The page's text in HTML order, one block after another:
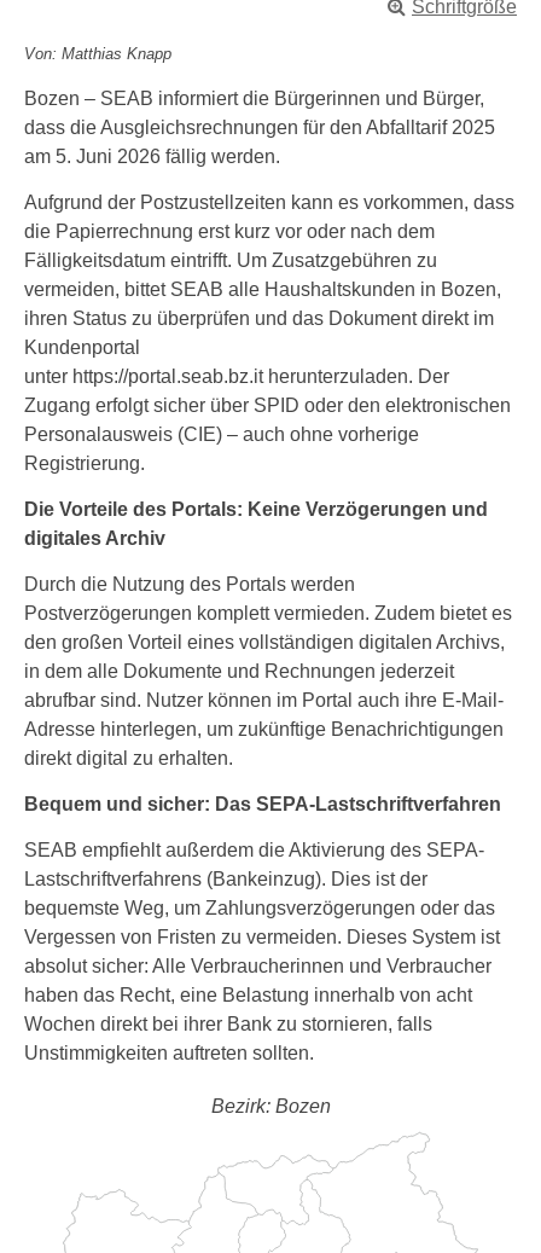
Schriftgröße
Von: Matthias Knapp
Bozen – SEAB informiert die Bürgerinnen und Bürger,
dass die Ausgleichsrechnungen für den Abfalltarif 2025
am 5. Juni 2026 fällig werden.
Aufgrund der Postzustellzeiten kann es vorkommen, dass
die Papierrechnung erst kurz vor oder nach dem
Fälligkeitsdatum eintrifft. Um Zusatzgebühren zu
vermeiden, bittet SEAB alle Haushaltskunden in Bozen,
ihren Status zu überprüfen und das Dokument direkt im
Kundenportal
unter https://portal.seab.bz.it herunterzuladen. Der
Zugang erfolgt sicher über SPID oder den elektronischen
Personalausweis (CIE) – auch ohne vorherige
Registrierung.
Die Vorteile des Portals: Keine Verzögerungen und
digitales Archiv
Durch die Nutzung des Portals werden
Postverzögerungen komplett vermieden. Zudem bietet es
den großen Vorteil eines vollständigen digitalen Archivs,
in dem alle Dokumente und Rechnungen jederzeit
abrufbar sind. Nutzer können im Portal auch ihre E-Mail-
Adresse hinterlegen, um zukünftige Benachrichtigungen
direkt digital zu erhalten.
Bequem und sicher: Das SEPA-Lastschriftverfahren
SEAB empfiehlt außerdem die Aktivierung des SEPA-
Lastschriftverfahrens (Bankeinzug). Dies ist der
bequemste Weg, um Zahlungsverzögerungen oder das
Vergessen von Fristen zu vermeiden. Dieses System ist
absolut sicher: Alle Verbraucherinnen und Verbraucher
haben das Recht, eine Belastung innerhalb von acht
Wochen direkt bei ihrer Bank zu stornieren, falls
Unstimmigkeiten auftreten sollten.
Bezirk: Bozen